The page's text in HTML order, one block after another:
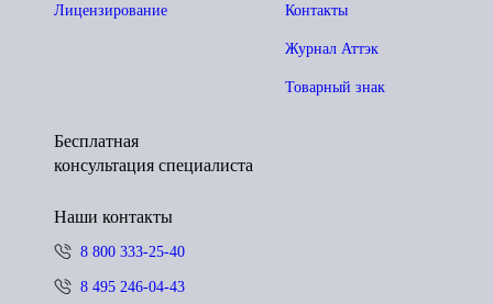
Контакты
Журнал Аттэк
Товарный знак
Лицензирование
Бесплатная
консультация специалиста
Наши контакты
8 800 333-25-40
8 495 246-04-43